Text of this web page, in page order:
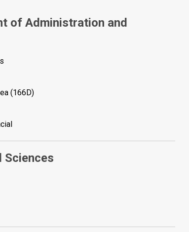
of Administration and
(166D)
Sciences